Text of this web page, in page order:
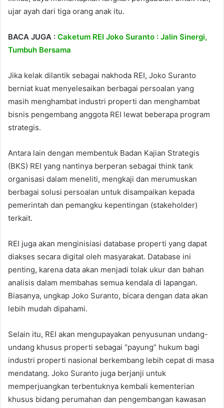
ujar ayah dari tiga orang anak itu.
BACA JUGA : Caketum REI Joko Suranto : Jalin Sinergi,
Tumbuh Bersama
Jika kelak dilantik sebagai nakhoda REI, Joko Suranto
berniat kuat menyelesaikan berbagai persoalan yang
masih menghambat industri properti dan menghambat
bisnis pengembang anggota REI lewat beberapa program
strategis.
Antara lain dengan membentuk Badan Kajian Strategis
(BKS) REI yang nantinya berperan sebagai think tank
organisasi dalam meneliti, mengkaji dan merumuskan
berbagai solusi persoalan untuk disampaikan kepada
pemerintah dan pemangku kepentingan (stakeholder)
terkait.
REI juga akan menginisiasi database properti yang dapat
diakses secara digital oleh masyarakat. Database ini
penting, karena data akan menjadi tolak ukur dan bahan
analisis dalam membahas semua kendala di lapangan.
Biasanya, ungkap Joko Suranto, bicara dengan data akan
lebih mudah dipahami.
Selain itu, REI akan mengupayakan penyusunan undang-
undang khusus properti sebagai “payung” hukum bagi
industri properti nasional berkembang lebih cepat di masa
mendatang. Joko Suranto juga berjanji untuk
memperjuangkan terbentuknya kembali kementerian
khusus bidang perumahan dan pengembangan kawasan